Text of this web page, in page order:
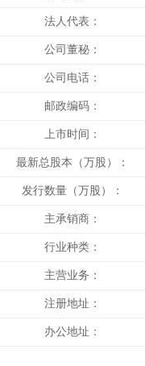
法人代表：
公司董秘：
公司电话：
邮政编码：
上市时间：
最新总股本（万股）：
发行数量（万股）：
主承销商：
行业种类：
主营业务：
注册地址：
办公地址：